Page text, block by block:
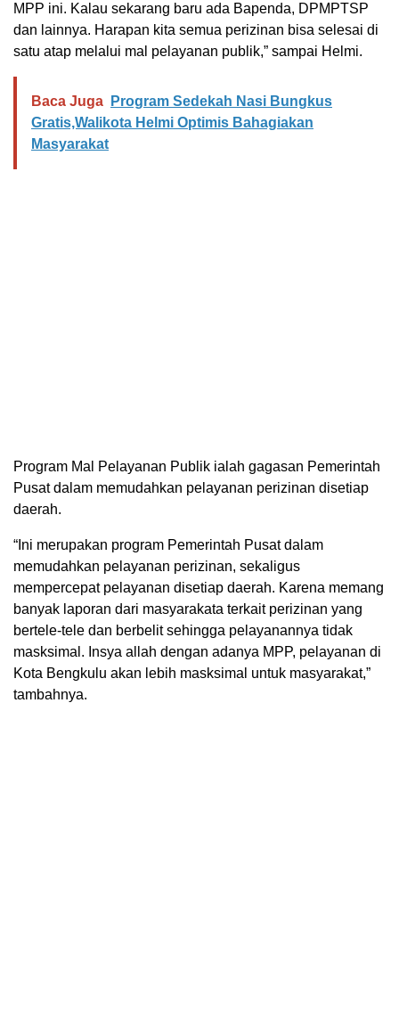
MPP ini. Kalau sekarang baru ada Bapenda, DPMPTSP
dan lainnya. Harapan kita semua perizinan bisa selesai di
satu atap melalui mal pelayanan publik,” sampai Helmi.
Baca Juga
Program Sedekah Nasi Bungkus
Gratis,Walikota Helmi Optimis Bahagiakan
Masyarakat
Program Mal Pelayanan Publik ialah gagasan Pemerintah
Pusat dalam memudahkan pelayanan perizinan disetiap
daerah.
“Ini merupakan program Pemerintah Pusat dalam
memudahkan pelayanan perizinan, sekaligus
mempercepat pelayanan disetiap daerah. Karena memang
banyak laporan dari masyarakata terkait perizinan yang
bertele-tele dan berbelit sehingga pelayanannya tidak
masksimal. Insya allah dengan adanya MPP, pelayanan di
Kota Bengkulu akan lebih masksimal untuk masyarakat,”
tambahnya.